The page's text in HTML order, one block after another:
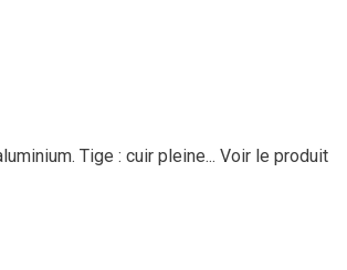
Tige : cuir pleine... Voir le produit